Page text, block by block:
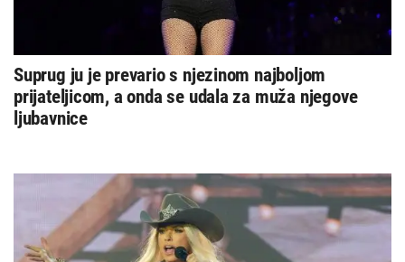
Suprug ju je prevario s njezinom najboljom
prijateljicom, a onda se udala za muža njegove
ljubavnice